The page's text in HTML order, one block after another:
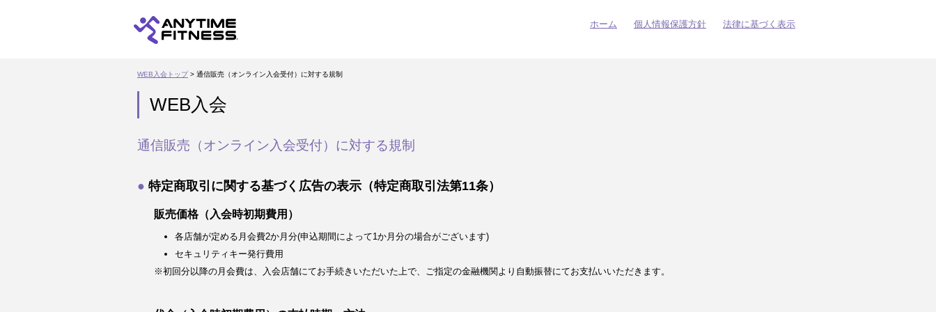
ホーム 個人情報保護方針 法律に基づく表示
WEB入会トップ> 通信販売（オンライン入会受付）に対する規制
WEB入会
通信販売（オンライン入会受付）に対する規制
特定商取引に関する基づく広告の表示（特定商取引法第11条）
販売価格（入会時初期費用）
各店舗が定める月会費2か月分(申込期間によって1か月分の場合がございます)
セキュリティキー発行費用
※初回分以降の月会費は、入会店舗にてお手続きいただいた上で、ご指定の金融機関より自動振替にてお支払いいただきます。